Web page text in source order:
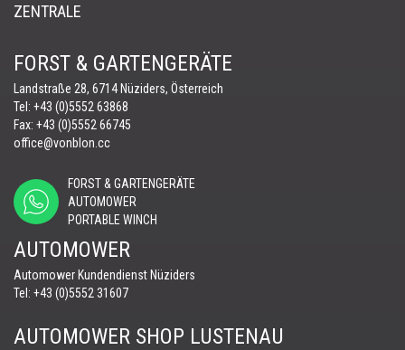
ZENTRALE
FORST & GARTENGERÄTE
Landstraße 28, 6714 Nüziders, Österreich
Tel: +43 (0)5552 63868
Fax: +43 (0)5552 66745
office@vonblon.cc
FORST & GARTENGERÄTE
AUTOMOWER
PORTABLE WINCH
AUTOMOWER
Automower Kundendienst Nüziders
Tel: +43 (0)5552 31607
AUTOMOWER SHOP LUSTENAU